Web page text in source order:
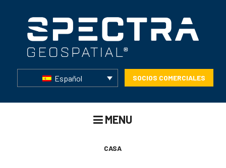
Español SOCIOS COMERCIALES
MENU
CASA